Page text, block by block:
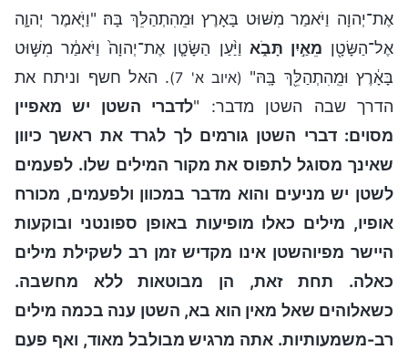
אֶת־יְהוָה וַיֹּאמַר מִשּׁוּט בָּאָרֶץ וּמֵהִתְהַלֵּךְ בָּהּ׃ "וַיֹּ֧אמֶר יְהוָ֛ה
אֶל־הַשָּׂטָ֖ן מֵאַ֣יִן תָּבֹ֑א וַיַּ֨עַן הַשָּׂטָ֤ן אֶת־יְהוָה֙ וַיֹּאמַ֔ר מִשּׁ֣וּט
בָּאָ֔רֶץ וּמֵֽהִתְהַלֵּ֖ךְ בָּֽהּ" (איוב א' 7)
. האל חשף וניתח את
הדרך שבה השטן מדבר: "לדברי השטן יש מאפיין
מסוים: דברי השטן גורמים לך לגרד את ראשך כיוון
שאינך מסוגל לתפוס את מקור המילים שלו. לפעמים
לשטן יש מניעים והוא מדבר במכוון ולפעמים, מכורח
אופיו, מילים כאלו מופיעות באופן ספונטני ובוקעות
היישר מפיוהשטן אינו מקדיש זמן רב לשקילת מילים
כאלה. תחת זאת, הן מבוטאות ללא מחשבה.
כשאלוהים שאל מאין הוא בא, השטן ענה בכמה מילים
רב-משמעותיות. אתה מרגיש מבולבל מאוד, ואף פעם